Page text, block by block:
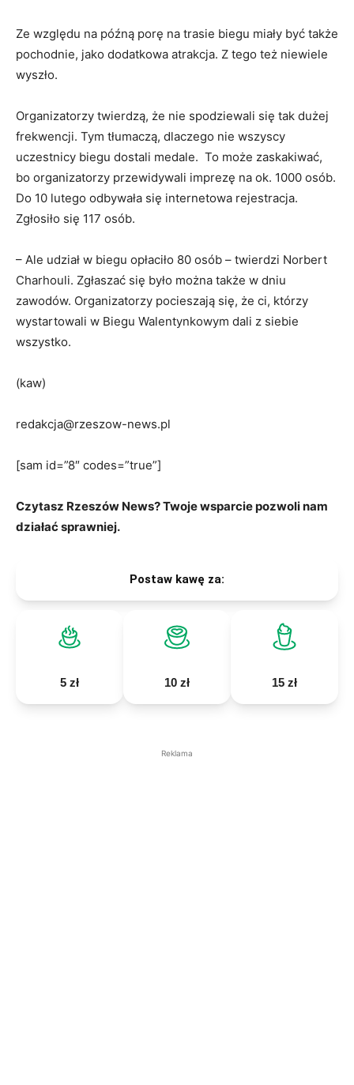
Ze względu na późną porę na trasie biegu miały być także
pochodnie, jako dodatkowa atrakcja. Z tego też niewiele
wyszło.
Organizatorzy twierdzą, że nie spodziewali się tak dużej
frekwencji. Tym tłumaczą, dlaczego nie wszyscy
uczestnicy biegu dostali medale. To może zaskakiwać,
bo organizatorzy przewidywali imprezę na ok. 1000 osób.
Do 10 lutego odbywała się internetowa rejestracja.
Zgłosiło się 117 osób.
– Ale udział w biegu opłaciło 80 osób – twierdzi Norbert
Charhouli. Zgłaszać się było można także w dniu
zawodów. Organizatorzy pocieszają się, że ci, którzy
wystartowali w Biegu Walentynkowym dali z siebie
wszystko.
(kaw)
redakcja@rzeszow-news.pl
[sam id=”8″ codes=”true”]
Czytasz Rzeszów News? Twoje wsparcie pozwoli nam
działać sprawniej.
Postaw kawę za:
5 zł 10 zł 15 zł
Reklama